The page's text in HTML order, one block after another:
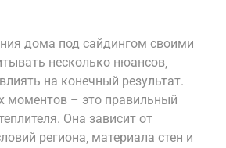
дома под сайдингом своими
несколько нюансов‚
на конечный результат.
моментов – это правильный
Она зависит от
региона‚ материала стен и